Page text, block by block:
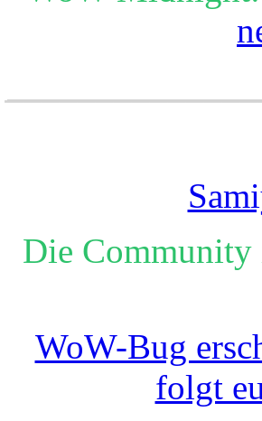
Die
WoW-Bug
folgt